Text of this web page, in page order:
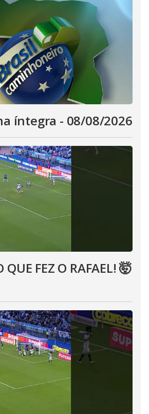
íntegra - 08/08/2026
QUE FEZ O RAFAEL! 🤯